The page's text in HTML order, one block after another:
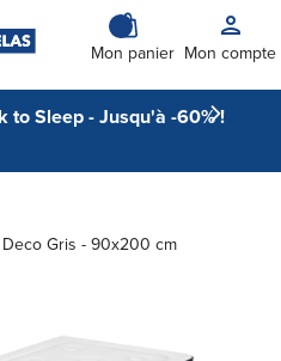
Mon panier Mon compte
to Sleep - Jusqu'à -60% !
Gris - 90x200 cm